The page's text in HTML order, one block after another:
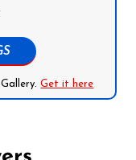
Gallery.Get it here